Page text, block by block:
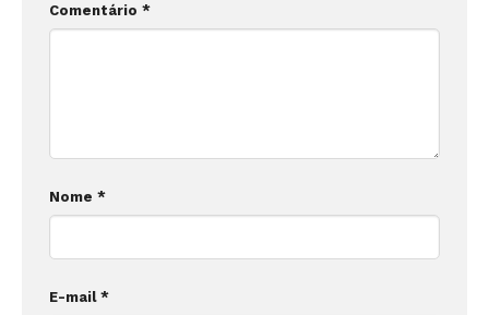
Comentário *
Nome *
E-mail *